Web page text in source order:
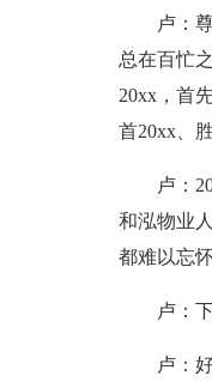
卢：
总在百忙
20xx，首
首20xx、
卢：
和泓物业
都难以忘
卢：
卢：